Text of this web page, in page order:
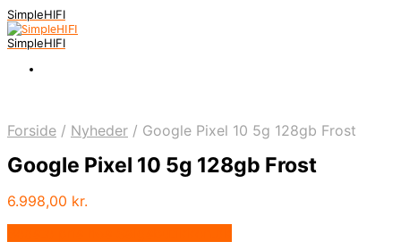
SimpleHIFI
SimpleHIFI
Forside / Nyheder / Google Pixel 10 5g 128gb Frost
Google Pixel 10 5g 128gb Frost
6.998,00 kr.